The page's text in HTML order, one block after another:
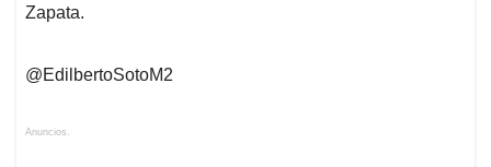
Zapata.
@EdilbertoSotoM2
Anuncios.